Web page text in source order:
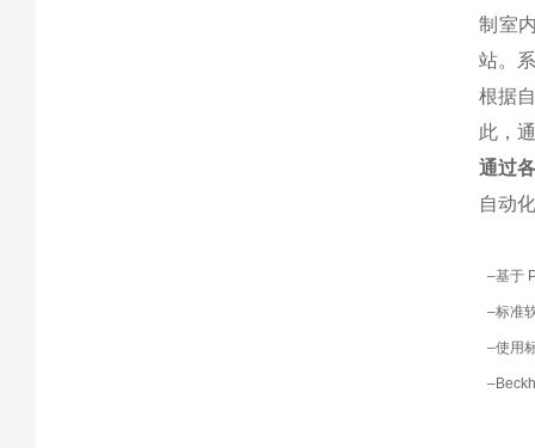
制室
站。
根据
此，
通过
自动
–基于
–标准
–使用
–